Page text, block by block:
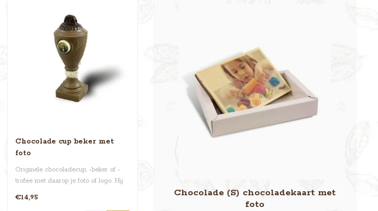
Chocolade cup beker met
foto
Originele chocoladecup, -beker of -
trofee met daarop je foto of logo. Hij
€14,95
Chocolade (S) chocoladekaart met
foto